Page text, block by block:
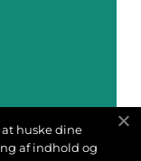
at huske dine
af indhold og